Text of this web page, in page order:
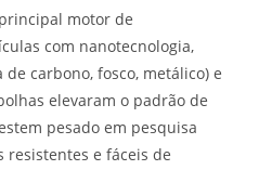
motor de
com nanotecnologia,
carbono, fosco, metálico) e
elevaram o padrão de
pesado em pesquisa
resistentes e fáceis de